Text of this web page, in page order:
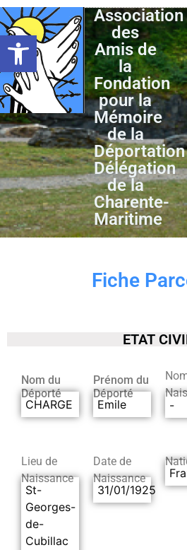
Ouvrir la barre d’outils
Association
des
Amis de
la
Fondation
pour la
Mémoire
de la
Déportation
Délégation
de la
Charente-
Maritime
Fiche
ETAT
Nom du
Déporté
CHARGE
Prénom du
Déporté
Emile -
Lieu de
Naissance
St-
Georges-
de-
Cubillac
Date de
Naissance
31/01/1925